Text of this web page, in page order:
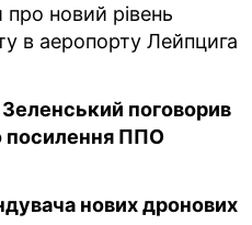
про новий рівень
в аеропорту Лейпцига
поговорив
посилення ППО
нових дронових